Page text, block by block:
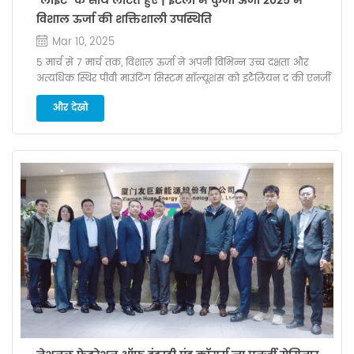
विशाल ऊर्जा की शक्तिशाली उपस्थिति
Mar 10, 2025
5 मार्च से 7 मार्च तक, विशाल ऊर्जा ने अपनी विभिन्न उच्च दक्षता और
अत्यधिक स्थिर पीवी माउंटिंग सिस्टम सॉल्यूशंस को इटैलियन द की एनर्जी
2025 में दिखाया, जो कि आर्ट ऑफ आर्ट, रिमिनी में चीनी पीवी उद्योग के
अद्वितीय आकर्षण को उजागर करता है। प्रदर्शनी में 1,500 से अधिक प्रदर्शकों
और 120,000 से अधिक आगंतुकों को एक साथ लाया गया। इटली हैदक्षिणी
यह एक देश है जिसमें बेहद समृद्ध सौर ऊर्जा संसाधनों है। विशालR & D टीम
ने गहराई से अंतर्दृष्टि प्राप्त की उपयोगकर्ताजरूरत है और सफलतापूर्वक
विकसितएक पूर्ण-दृश्य पीवी माउंटिंग सिस्टम समाधान के लिए उपयुक्त
इटली, जो उपस्थित लोगों और जेनरेट से व्यापक प्रशंसा प्राप्त करता
हैएडसाइट पर एक अत्यधिक उत्साही प्रतिक्रिया। भारी ऊर्जा रूफटॉप सोलर
माउंटिंग सिस्टम विशेष रूप से यूरोपीय फ्लैट छतों और छोटे बालकनियों के
लिए डिज़ाइन किया गया है, जो स्थिरता, पवन प्रतिरोध और बिजली उत्पादन
दक्षता के संयोजन से है। सिस्टम मजबूत अभी तक हल्के AL6005-
T5/Q235/Q355 एल्यूमीनियम प्रोफाइल से बना है, जो कि एनोडाइज्ड
सतहों के साथ है जो गैल्वेनिक युग्मन जंग और प्राकृतिक संक्षारण के
प्रतिरोधी हैं। मॉड्यूलर डिज़ाइन ऑन-साइट इंस्टॉलेशन समय और लागतों को
बहुत बचाता है। भारी ऊर्जा'एस सौर ग्राउंडमाउंटइंगसिस्टम न केवल उच्च
और देखो